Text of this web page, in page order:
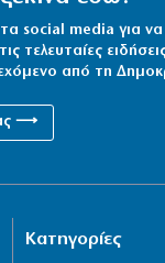
τα νέα
50χρονος
μητέρας του
social media για να
τελευταίες
από τη
⟶
Κατηγορίες